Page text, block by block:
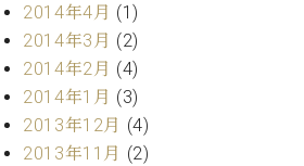
お
問
合
わ
せ
尾山調律師のブ
2014年4月 (1)
2014年3月 (2)
2014年2月 (4)
2014年1月 (3)
2013年12月 (4)
2013年11月 (2)